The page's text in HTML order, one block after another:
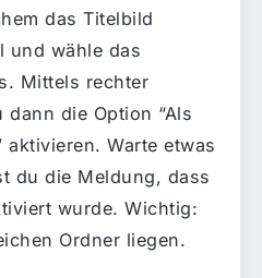
das Titelbild
und wähle das
Mittels rechter
die Option “Als
Warte etwas
du die Meldung, dass
wurde. Wichtig:
Ordner liegen.